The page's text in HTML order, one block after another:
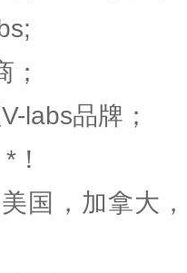
；
labs品牌；
*！
国，加拿大